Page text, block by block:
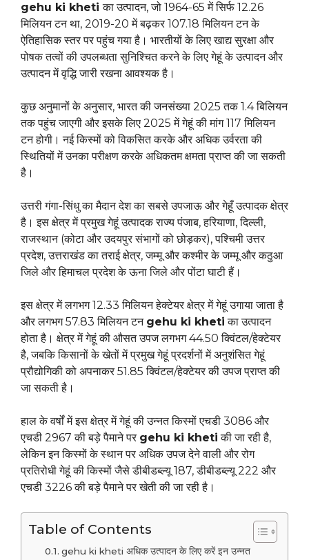
gehu ki khetiका उत्पादन, जो 1964-65 में सिर्फ 12.26
मिलियन टन था, 2019-20 में बढ़कर 107.18 मिलियन टन के
ऐतिहासिक स्तर पर पहुंच गया है। भारतीयों के लिए खाद्य सुरक्षा और
पोषक तत्वों की उपलब्धता सुनिश्चित करने के लिए गेहूं के उत्पादन और
उत्पादन में वृद्धि जारी रखना आवश्यक है।
कुछ अनुमानों के अनुसार, भारत की जनसंख्या 2025 तक 1.4 बिलियन
तक पहुंच जाएगी और इसके लिए 2025 में गेहूं की मांग 117 मिलियन
टन होगी। नई किस्मों को विकसित करके और अधिक उर्वरता की
स्थितियों में उनका परीक्षण करके अधिकतम क्षमता प्राप्त की जा सकती
है।
उत्तरी गंगा-सिंधु का मैदान देश का सबसे उपजाऊ और गेहूँ उत्पादक क्षेत्र
है। इस क्षेत्र में प्रमुख गेहूं उत्पादक राज्य पंजाब, हरियाणा, दिल्ली,
राजस्थान (कोटा और उदयपुर संभागों को छोड़कर), पश्चिमी उत्तर
प्रदेश, उत्तराखंड का तराई क्षेत्र, जम्मू और कश्मीर के जम्मू और कठुआ
जिले और हिमाचल प्रदेश के ऊना जिले और पोंटा घाटी हैं।
इस क्षेत्र में लगभग 12.33 मिलियन हेक्टेयर क्षेत्र में गेहूं उगाया जाता है
और लगभग 57.83 मिलियन टन gehu ki kheti का उत्पादन
होता है। क्षेत्र में गेहूं की औसत उपज लगभग 44.50 क्विंटल/हेक्टेयर
है, जबकि किसानों के खेतों में प्रमुख गेहूं प्रदर्शनों में अनुशंसित गेहूं
प्रौद्योगिकी को अपनाकर 51.85 क्विंटल/हेक्टेयर की उपज प्राप्त की
जा सकती है।
हाल के वर्षों में इस क्षेत्र में गेहूं की उन्नत किस्मों एचडी 3086 और
एचडी 2967 की बड़े पैमाने पर gehu ki kheti की जा रही है,
लेकिन इन किस्मों के स्थान पर अधिक उपज देने वाली और रोग
प्रतिरोधी गेहूं की किस्मों जैसे डीबीडब्ल्यू 187, डीबीडब्ल्यू 222 और
एचडी 3226 की बड़े पैमाने पर खेती की जा रही है।
Table of Contents
gehu ki kheti अधिक उत्पादन के लिए करें इन उन्नत